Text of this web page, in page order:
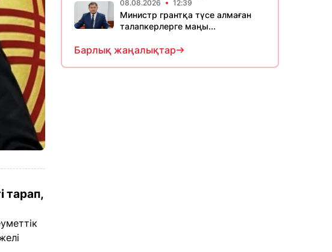
тарап,
08.08.2026 12:39
Министр грантқа түсе алмаған
талапкерлерге маңы...
Барлық жаңалықтар